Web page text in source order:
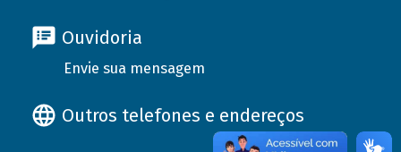
Ouvidoria
Envie sua mensagem
Outros telefones e endereços